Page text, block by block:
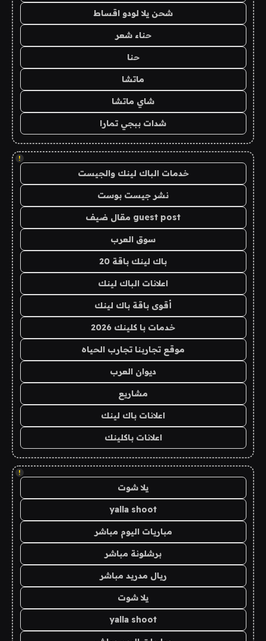
شحن يلا لودو اقساط
حناء شعر
حنا
ماتشا
شاي ماتشا
شدات ببجي تمارا
!
خدمات الباك لينك والجيست
نشر جيست بوست
guest post مقال ضيف
سوق العرب
باك لينك باقة 20
اعلانات الباك لينك
أقوى باقة باك لينك
خدمات با كلينك 2026
موقع تجاربنا تجارب الحياه
ديوان العرب
مشاريع
اعلانات باك لينك
اعلانات باكلينك
!
يلا شوت
yalla shoot
مباريات اليوم مباشر
برشلونة مباشر
ريال مدريد مباشر
يلا شوت
yalla shoot